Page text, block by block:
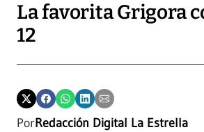
La favorita Grigora
12
PorRedacción Digital La Estrella